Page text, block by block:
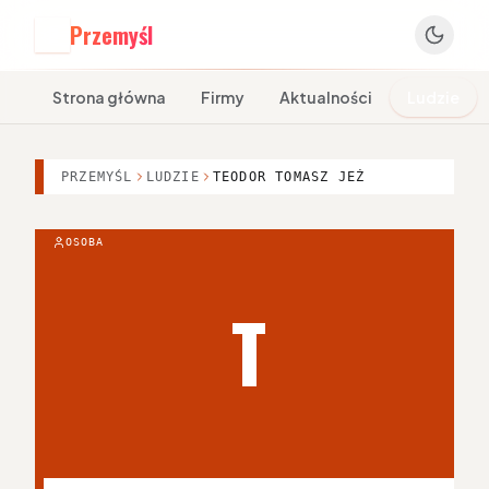
Przemyśl
Strona główna Firmy Aktualności
PRZEMYŚL LUDZIE TEODOR TOMASZ JEŻ
T
OSOBA